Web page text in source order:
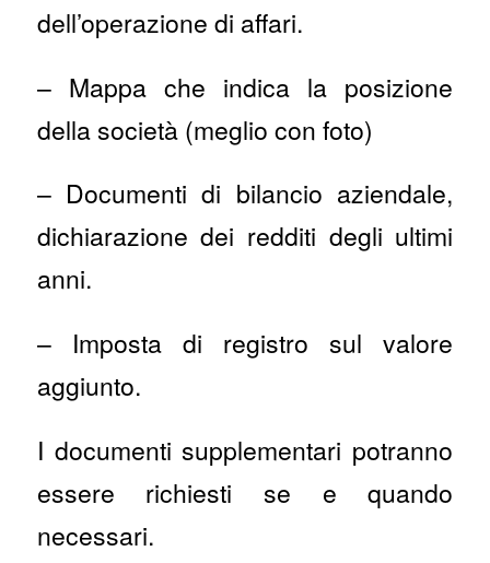
dell’operazione di affari.
– Mappa che indica la posizione
della società (meglio con foto)
– Documenti di bilancio aziendale,
dichiarazione dei redditi degli ultimi
anni.
– Imposta di registro sul valore
aggiunto.
I documenti supplementari potranno
essere richiesti se e quando
necessari.